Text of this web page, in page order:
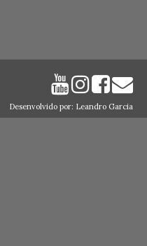
Desenvolvido por: Leandro Garcia